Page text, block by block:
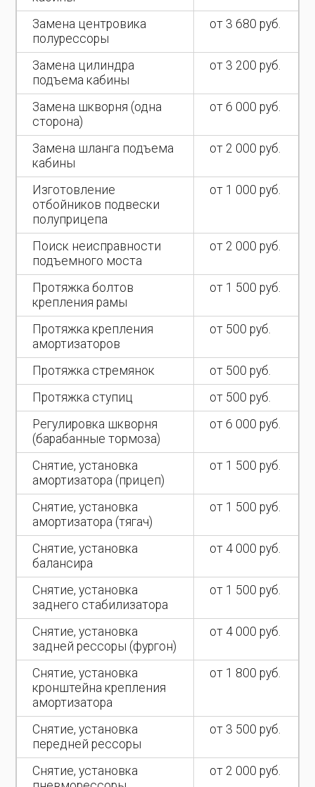
Замена центровика
полурессоры
от 3 680 руб.
Замена цилиндра
подъема кабины
от 3 200 руб.
Замена шкворня (одна
сторона)
от 6 000 руб.
Замена шланга подъема
кабины
от 2 000 руб.
Изготовление
отбойников подвески
полуприцепа
от 1 000 руб.
Поиск неисправности
подъемного моста
от 2 000 руб.
Протяжка болтов
крепления рамы
от 1 500 руб.
Протяжка крепления
амортизаторов
от 500 руб.
Протяжка стремянок
от 500 руб.
Протяжка ступиц
от 500 руб.
Регулировка шкворня
(барабанные тормоза)
от 6 000 руб.
Снятие, установка
амортизатора (прицеп)
от 1 500 руб.
Снятие, установка
амортизатора (тягач)
от 1 500 руб.
Снятие, установка
балансира
от 4 000 руб.
Снятие, установка
заднего стабилизатора
от 1 500 руб.
Снятие, установка
задней рессоры (фургон)
от 4 000 руб.
Снятие, установка
кронштейна крепления
амортизатора
от 1 800 руб.
Снятие, установка
передней рессоры
от 3 500 руб.
Снятие, установка
от 2 000 руб.